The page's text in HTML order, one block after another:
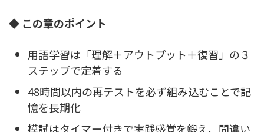
◆ この章のポイント
用語学習は「理解＋アウトプット＋復習」の３
ステップで定着する
48時間以内の再テストを必ず組み込むことで記
憶を長期化
模試はタイマー付きで実践感覚を鍛え、間違い